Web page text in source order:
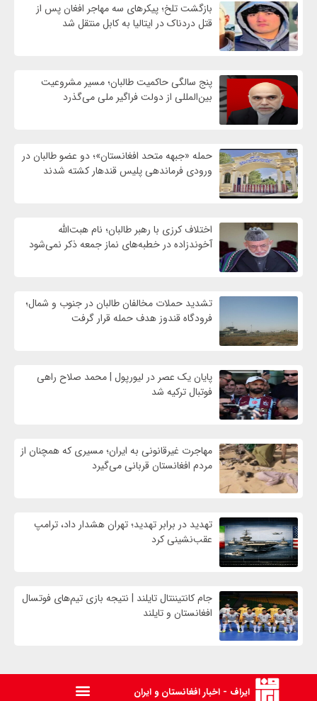
بازگشت تلخ؛ پیکرهای سه مهاجر افغان پس از
قتل دردناک در ایتالیا به کابل منتقل شد
پنج سالگی حاکمیت طالبان؛ مسیر مشروعیت
بین‌المللی از دولت فراگیر ملی می‌گذرد
حمله «جبهه متحد افغانستان»؛ دو عضو طالبان در
ورودی فرماندهی پلیس قندهار کشته شدند
اختلاف کرزی با رهبر طالبان؛ نام هبت‌الله
آخوندزاده در خطبه‌های نماز جمعه ذکر نمی‌شود
تشدید حملات مخالفان طالبان در جنوب و شمال؛
فرودگاه قندوز هدف حمله قرار گرفت
پایان یک عصر در لیورپول | محمد صلاح راهی
فوتبال ترکیه شد
مهاجرت غیرقانونی به ایران؛ مسیری که همچنان از
مردم افغانستان قربانی می‌گیرد
تهدید در برابر تهدید؛ تهران هشدار داد، ترامپ
عقب‌نشینی کرد
جام کانتیننتال تایلند | نتیجه بازی تیم‌های فوتسال
افغانستان و تایلند
ایراف - اخبار افغانستان و ایران